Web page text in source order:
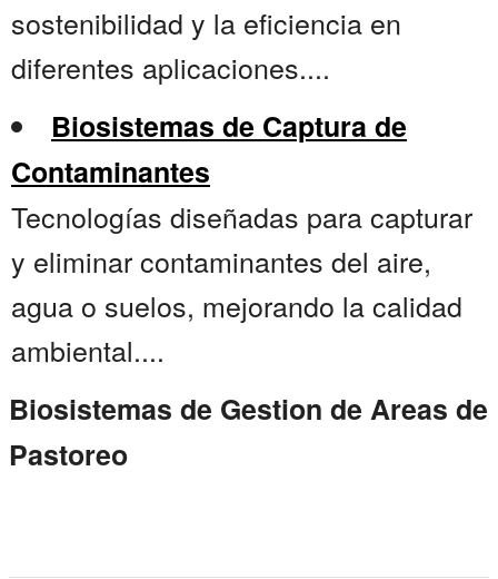
sostenibilidad y la eficiencia en
diferentes aplicaciones....
Biosistemas de Captura de
Contaminantes
Tecnologías diseñadas para capturar
y eliminar contaminantes del aire,
agua o suelos, mejorando la calidad
ambiental....
Biosistemas de Gestion de Areas de
Pastoreo